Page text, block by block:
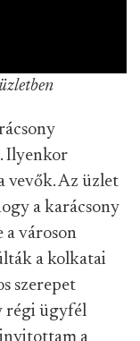
Ilyenkor
vevők. Az üzlet
a karácsony
városon
a kolkatai
szerepet
régi ügyfél
a